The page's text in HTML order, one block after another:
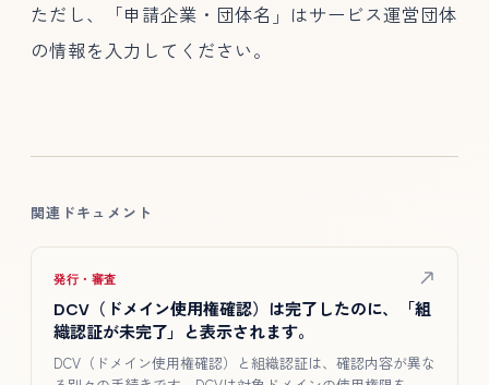
ただし、「申請企業・団体名」はサービス運営団体
の情報を入力してください。
関連ドキュメント
発行・審査
DCV（ドメイン使用権確認）は完了したのに、「組
織認証が未完了」と表示されます。
DCV（ドメイン使用権確認）と組織認証は、確認内容が異な